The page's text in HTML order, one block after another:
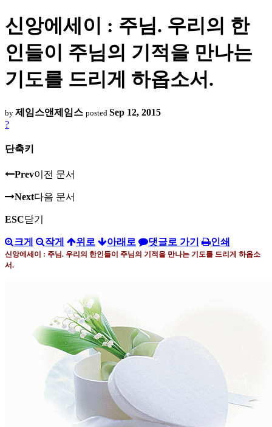
신앙에세이 : 주님. 우리의 한
인들이 주님의 기적을 만나는
기도를 드리게 하옵소서.
by 제임스앤제임스 posted Sep 12, 2015
?
단축키
Prev이전 문서
Next다음 문서
ESC닫기
크게 작게 위로 아래로 댓글로 가기 인쇄
신앙에세이 : 주님. 우리의 한인들이 주님의 기적을 만나는 기도를 드리게 하옵소
서.